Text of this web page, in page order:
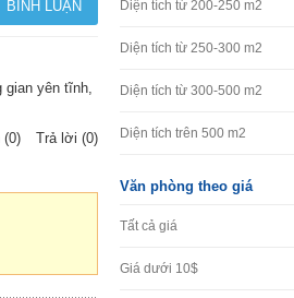
yên tĩnh,
(0)
Trả lời (0)
Diện tích từ 200-250 m2
Diện tích từ 250-300 m2
Diện tích từ 300-500 m2
Diện tích trên 500 m2
Văn phòng theo giá
Tất cả giá
Giá dưới 10$